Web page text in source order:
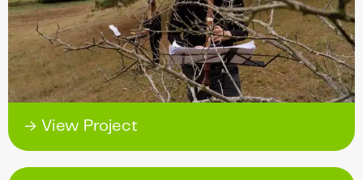
→ View Project